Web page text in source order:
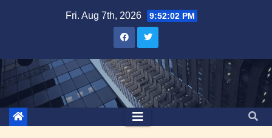
Fri. Aug 7th, 2026 9:52:02 PM